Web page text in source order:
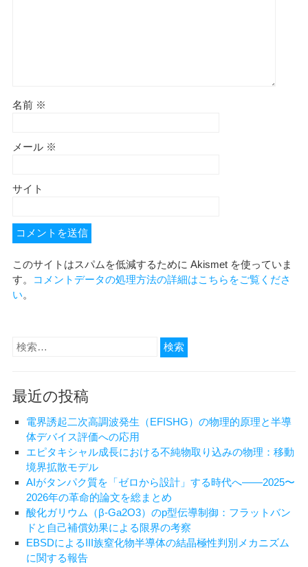
名前 ※
メール ※
サイト
このサイトはスパムを低減するために Akismet を使っていま
す。
コメントデータの処理方法の詳細はこちらをご覧くださ
い。
検
最近の投稿
電界誘起二次高調波発生（EFISHG）の物理的原理と半導
体デバイス評価への応用
エピタキシャル成長における不純物取り込みの物理：移動
境界拡散モデル
AIがタンパク質を「ゼロから設計」する時代へ——2025〜
2026年の革命的論文を総まとめ
酸化ガリウム（β-Ga2O3）のp型伝導制御：フラットバン
ドと自己補償効果による限界の考察
EBSDによるIII族窒化物半導体の結晶極性判別メカニズム
に関する報告